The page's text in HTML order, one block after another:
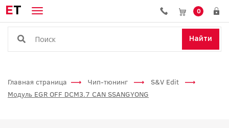
ET 0
Найти
Главная страница Чип-тюнинг
S&V Edit
Модуль EGR OFF DCM3.7 CAN SSANGYONG